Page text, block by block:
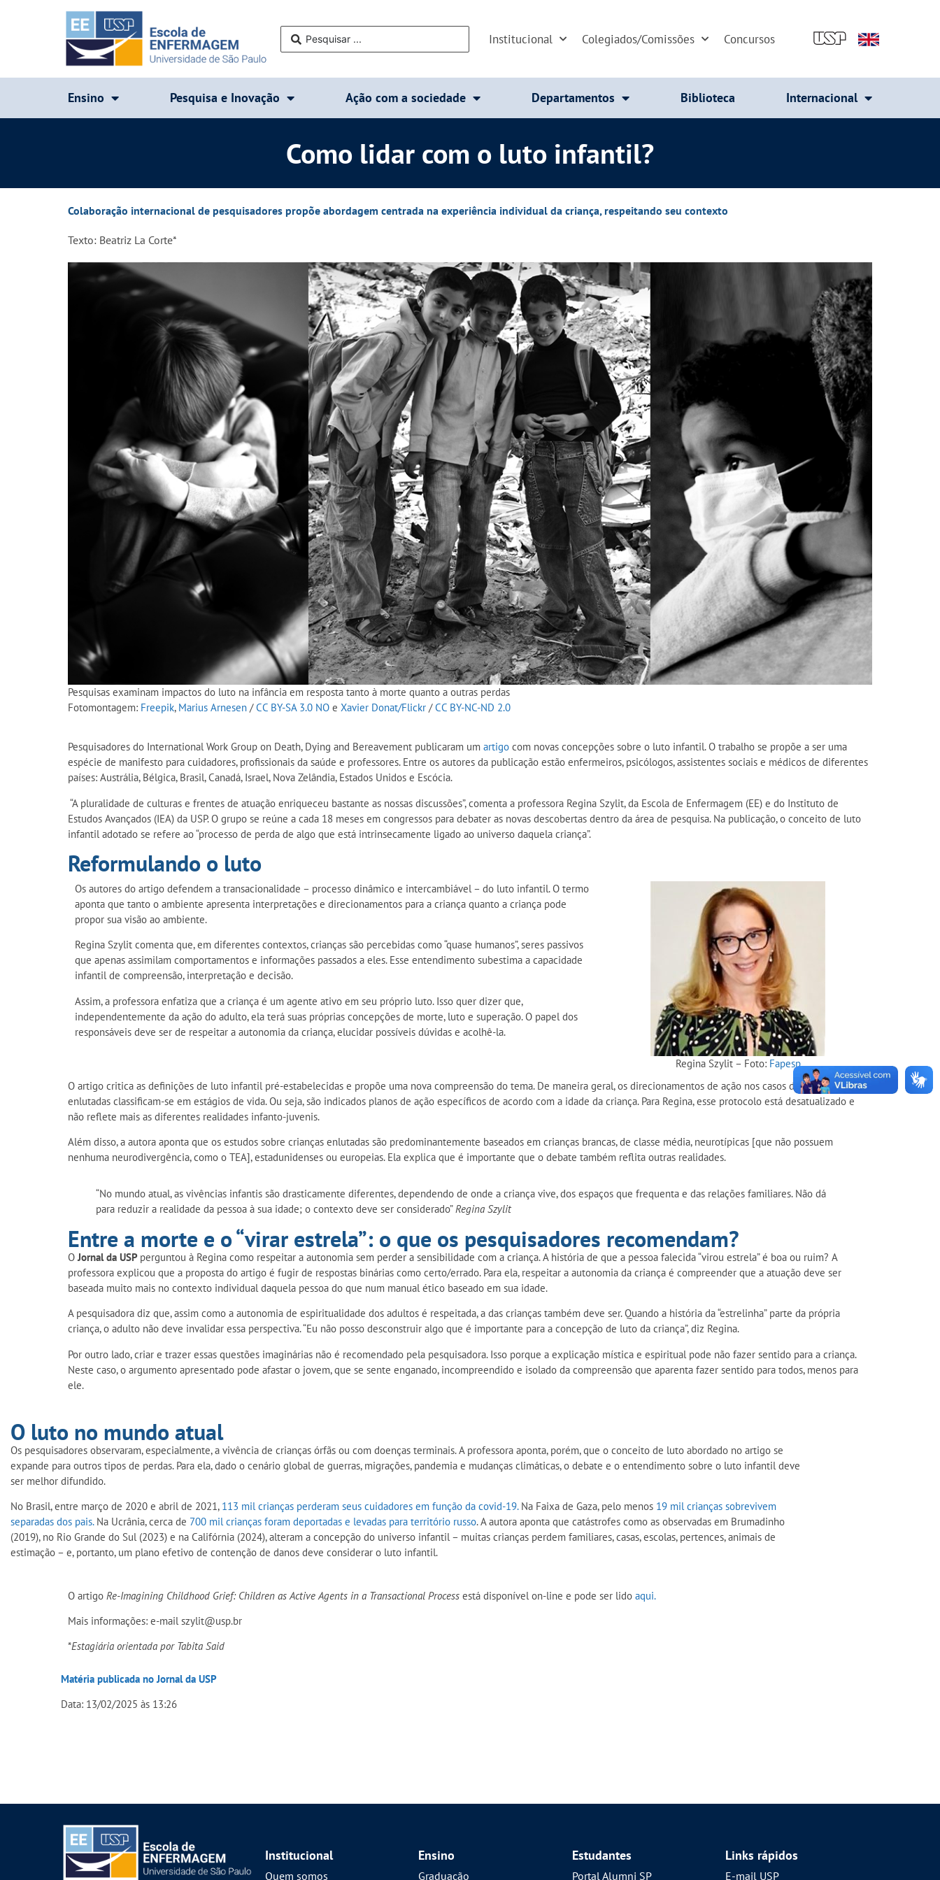
Institucional Colegiados/Comissões Concursos
Ensino Pesquisa e Inovação Ação com a sociedade Departamentos Biblioteca Internacional
Como lidar com o luto infantil?
Colaboração internacional de pesquisadores propõe abordagem centrada na experiência individual da criança, respeitando seu contexto
Texto: Beatriz La Corte*
Pesquisas examinam impactos do luto na infância em resposta tanto à morte quanto a outras perdas
Fotomontagem: Freepik, Marius Arnesen /CC BY-SA 3.0 NO e Xavier Donat/Flickr /CC BY-NC-ND 2.0
Pesquisadores do International Work Group on Death, Dying and Bereavement publicaram um artigo com novas concepções sobre o luto infantil. O trabalho se propõe a ser uma
espécie de manifesto para cuidadores, profissionais da saúde e professores. Entre os autores da publicação estão enfermeiros, psicólogos, assistentes sociais e médicos de diferentes
países: Austrália, Bélgica, Brasil, Canadá, Israel, Nova Zelândia, Estados Unidos e Escócia.
“A pluralidade de culturas e frentes de atuação enriqueceu bastante as nossas discussões”, comenta a professora Regina Szylit,da Escola de Enfermagem (EE) e do Instituto de
Estudos Avançados (IEA) da USP. O grupo se reúne a cada 18 meses em congressos para debater as novas descobertas dentro da área de pesquisa. Na publicação, o conceito de luto
infantil adotado se refere ao “processo de perda de algo que está intrinsecamente ligado ao universo daquela criança”.
Reformulando o luto
Os autores do artigo defendem a transacionalidade – processo dinâmico e intercambiável – do luto infantil. O termo
aponta que tanto o ambiente apresenta interpretações e direcionamentos para a criança quanto a criança pode
propor sua visão ao ambiente.
Regina Szylit comenta que, em diferentes contextos, crianças são percebidas como “quase humanos”, seres passivos
que apenas assimilam comportamentos e informações passados a eles. Esse entendimento subestima a capacidade
infantil de compreensão, interpretação e decisão.
Assim, a professora enfatiza que a criança é um agente ativo em seu próprio luto. Isso quer dizer que,
independentemente da ação do adulto, ela terá suas próprias concepções de morte, luto e superação. O papel dos
responsáveis deve ser de respeitar a autonomia da criança, elucidar possíveis dúvidas e acolhê-la.
Regina Szylit – Foto: Fapesp
O artigo critica as definições de luto infantil pré-estabelecidas e propõe uma nova compreensão do tema. De maneira geral, os direcionamentos de ação nos casos de crianças
enlutadas classificam-se em estágios de vida. Ou seja, são indicados planos de ação específicos de acordo com a idade da criança. Para Regina, esse protocolo está desatualizado e
não reflete mais as diferentes realidades infanto-juvenis.
Além disso, a autora aponta que os estudos sobre crianças enlutadas são predominantemente baseados em crianças brancas, de classe média, neurotípicas [que não possuem
nenhuma neurodivergência, como o TEA], estadunidenses ou europeias. Ela explica que é importante que o debate também reflita outras realidades.
“No mundo atual, as vivências infantis são drasticamente diferentes, dependendo de onde a criança vive, dos espaços que frequenta e das relações familiares. Não dá
para reduzir a realidade da pessoa à sua idade; o contexto deve ser considerado” Regina Szylit
Entre a morte e o “virar estrela”: o que os pesquisadores recomendam?
O Jornal da USP perguntou à Regina como respeitar a autonomia sem perder a sensibilidade com a criança. A história de que a pessoa falecida “virou estrela” é boa ou ruim? A
professora explicou que a proposta do artigo é fugir de respostas binárias como certo/errado. Para ela, respeitar a autonomia da criança é compreender que a atuação deve ser
baseada muito mais no contexto individual daquela pessoa do que num manual ético baseado em sua idade.
A pesquisadora diz que, assim como a autonomia de espiritualidade dos adultos é respeitada, a das crianças também deve ser. Quando a história da “estrelinha” parte da própria
criança, o adulto não deve invalidar essa perspectiva. “Eu não posso desconstruir algo que é importante para a concepção de luto da criança”, diz Regina.
Por outro lado, criar e trazer essas questões imaginárias não é recomendado pela pesquisadora. Isso porque a explicação mística e espiritual pode não fazer sentido para a criança.
Neste caso, o argumento apresentado pode afastar o jovem, que se sente enganado, incompreendido e isolado da compreensão que aparenta fazer sentido para todos, menos para
ele.
O luto no mundo atual
Os pesquisadores observaram, especialmente, a vivência de crianças órfãs ou com doenças terminais. A professora aponta, porém, que o conceito de luto abordado no artigo se
expande para outros tipos de perdas. Para ela, dado o cenário global de guerras, migrações, pandemia e mudanças climáticas, o debate e o entendimento sobre o luto infantil deve
ser melhor difundido.
No Brasil, entre março de 2020 e abril de 2021, 113 mil crianças perderam seus cuidadores em função da covid-19.Na Faixa de Gaza, pelo menos 19 mil crianças sobrevivem
separadas dos pais.Na Ucrânia, cerca de 700 mil crianças foram deportadas e levadas para território russo. A autora aponta que catástrofes como as observadas em Brumadinho
(2019), no Rio Grande do Sul (2023) e na Califórnia (2024), alteram a concepção do universo infantil – muitas crianças perdem familiares, casas, escolas, pertences, animais de
estimação – e, portanto, um plano efetivo de contenção de danos deve considerar o luto infantil.
O artigo Re-Imagining Childhood Grief: Children as Active Agents in a Transactional Process está disponível on-line e pode ser lido aqui.
Mais informações: e-mail szylit@usp.br
*Estagiária orientada por Tabita Said
Matéria publicada no Jornal da USP
Data: 13/02/2025 às 13:26
Institucional
Quem somos
Ensino
Graduação
Estudantes
Portal Alumni SP
Links rápidos
E-mail USP